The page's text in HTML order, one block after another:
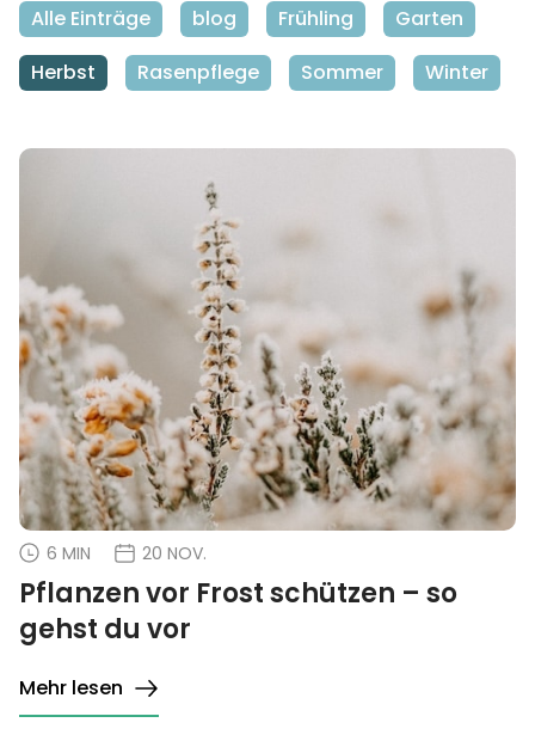
Alle Einträge blog Frühling
Garten
Herbst
Rasenpflege Sommer Winter
6 MIN 20 NOV.
Pflanzen vor Frost schützen – so
gehst du vor
Mehr lesen